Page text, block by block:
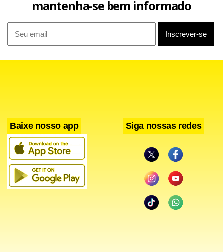
não tem registro na OAB (Ordem dos Advogados do Brasil)
e usou o período de atuação no cargo comissionado de
agente de programas governamentais da secretaria como
“Não há na Secretaria de Planejamento e Gestão qualquer
registro documental que possa comprovar a prestação de
serviços por parte da ex-servidora. (…) As evidências
demonstram que Alanna Camilla Santos Galdino Vieira
sequer tinha cadastro como usuária dos sistemas
mantenha-se bem informado
Baixe nosso app Siga nossas redes